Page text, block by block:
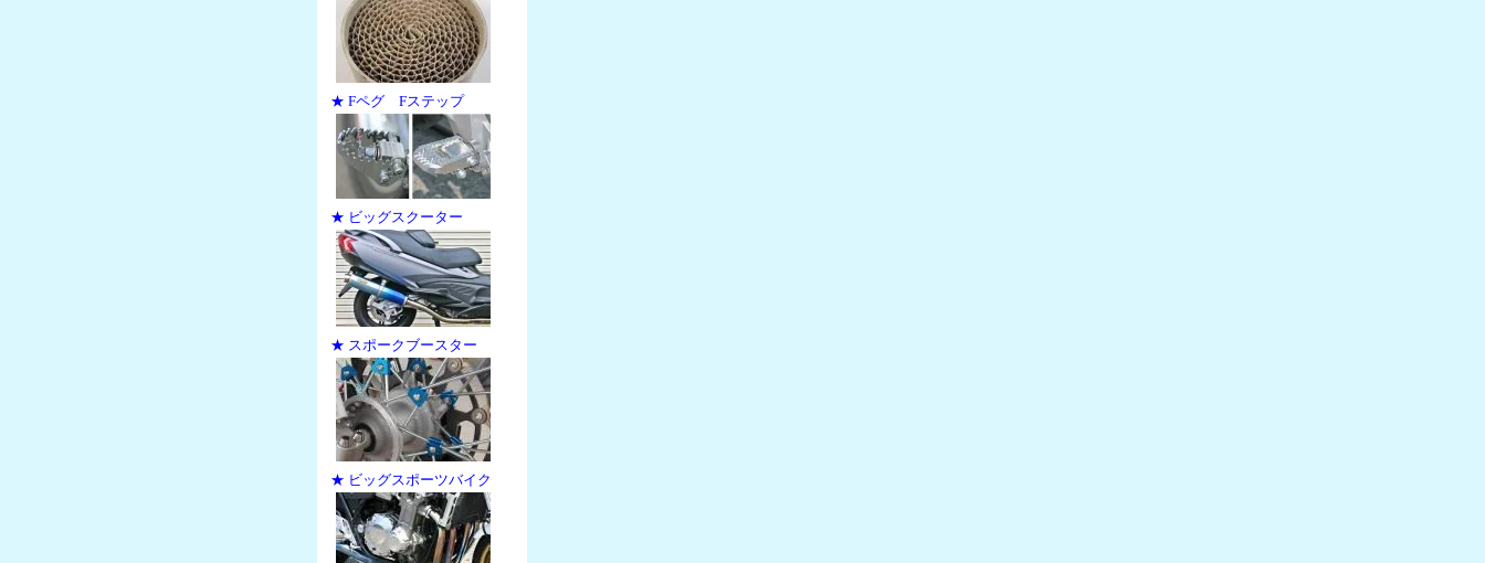
★ Fペグ Fステップ
★ ビッグスクーター
★ スポークブースター
★ ビッグスポーツバイク